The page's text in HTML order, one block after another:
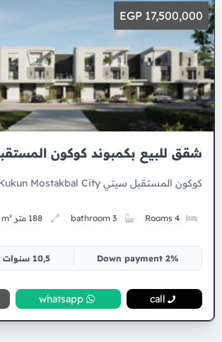
17,500,000 EGP
شقق للبيع بكمبوند كوكون
كوكون المستقبل سيتي Kukun Mostakbal City
4 Rooms
3 bathroom 188 متر m²
2% Down payment 10,5 سنوات Installment
call
whatsapp